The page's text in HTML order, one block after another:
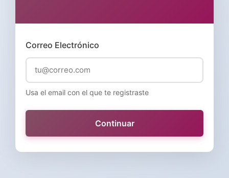
Correo Electrónico
Usa el email con el que te registraste
Continuar